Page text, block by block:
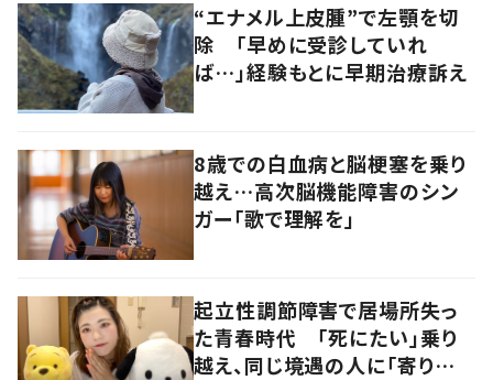
“エナメル上皮腫”で左顎を切
除 「早めに受診していれ
ば…」経験もとに早期治療訴え
8歳での白血病と脳梗塞を乗り
越え…高次脳機能障害のシン
ガー「歌で理解を」
起立性調節障害で居場所失っ
た青春時代 「死にたい」乗り
越え、同じ境遇の人に「寄り添